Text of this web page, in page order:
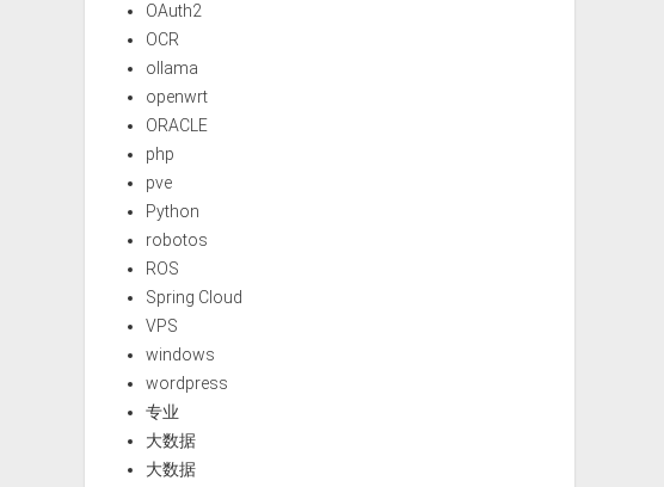
OAuth2
OCR
ollama
openwrt
ORACLE
php
pve
Python
robotos
ROS
Spring Cloud
VPS
windows
wordpress
专业
大数据
大数据